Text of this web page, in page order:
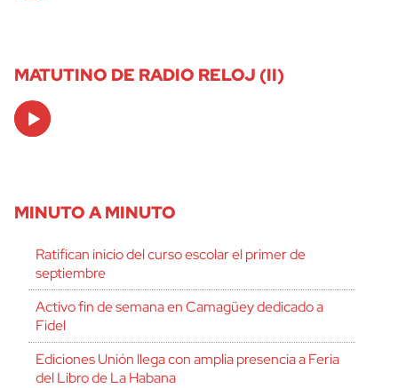
MATUTINO DE RADIO RELOJ (II)
Audio
Player
MINUTO A MINUTO
Ratifican inicio del curso escolar el primer de
septiembre
Activo fin de semana en Camagüey dedicado a
Fidel
Ediciones Unión llega con amplia presencia a Feria
del Libro de La Habana